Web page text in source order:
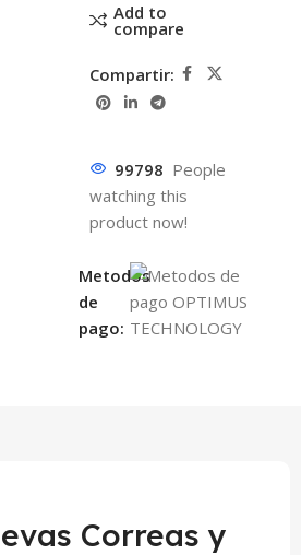
Add to
compare
Compartir:
99798 People
watching this
product now!
Metodos
de
pago:
Correas y